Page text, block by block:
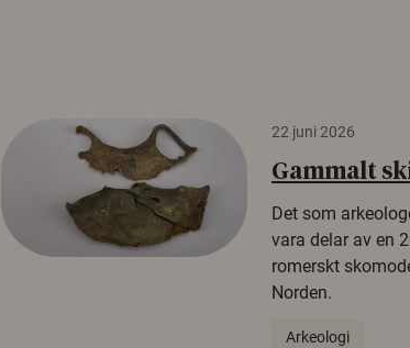
22 juni 2026
Gammalt
Det som
vara delar av en
romerskt
Norden.
Arkeologi